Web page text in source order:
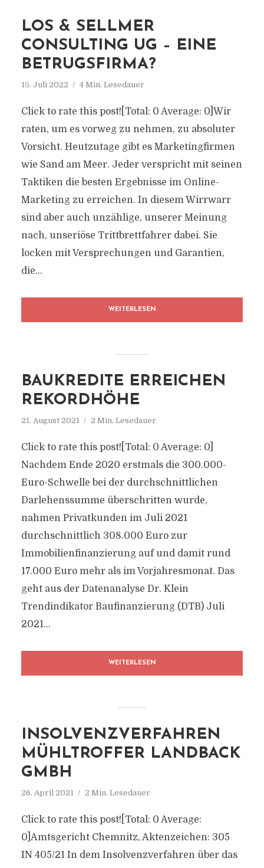
LOS & SELLMER
CONSULTING UG – EINE
BETRUGSFIRMA?
15. Juli 2022 4 Min. Lesedauer
Click to rate this post![Total: 0 Average: 0]Wir
raten, um es vorweg zu nehmen, zu absoluter
Vorsicht. Heutzutage gibt es Marketingfirmen
wie Sand am Meer. Jeder verspricht mit seinen
Taktiken die besten Ergebnisse im Online-
Marketing zu erreichen. In diesem Wirrwarr
sind aber auch unzählige, unserer Meinung
nach, unseriöse Trittbrettfahrer dabei. Sie
locken mit Versprechungen und Garantien,
die...
WEITERLESEN
BAUKREDITE ERREICHEN
REKORDHÖHE
21. August 2021 2 Min. Lesedauer
Click to rate this post![Total: 0 Average: 0]
Nachdem Ende 2020 erstmals die 300.000-
Euro-Schwelle bei der durchschnittlichen
Darlehenssumme überschritten wurde,
nahmen Privatkunden im Juli 2021
durchschnittlich 308.000 Euro zur
Immobilienfinanzierung auf und damit rund
17.000 Euro mehr als im Vorjahresmonat. Das
geht aus der Datenanalyse Dr. Klein
Trendindikator Baufinanzierung (DTB) Juli
2021...
WEITERLESEN
INSOLVENZVERFAHREN
MÜHLTROFFER LANDBACK
GMBH
26. April 2021 2 Min. Lesedauer
Click to rate this post![Total: 0 Average:
0]Amtsgericht Chemnitz, Aktenzeichen: 305
IN 405/21 In dem Insolvenzverfahren über das